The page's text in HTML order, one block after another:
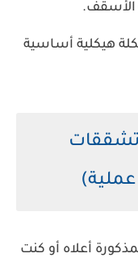
الأسقف.
هيكلية أساسية
تشققات
أعلاه أو كنت